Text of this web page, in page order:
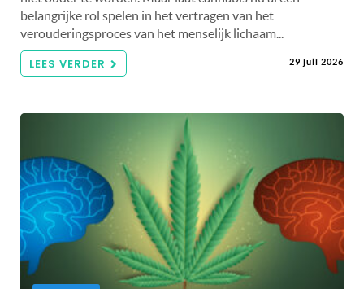
belangrijke rol spelen in het vertragen van het
verouderingsproces van het menselijk lichaam...
LEES VERDER 29 juli 2026